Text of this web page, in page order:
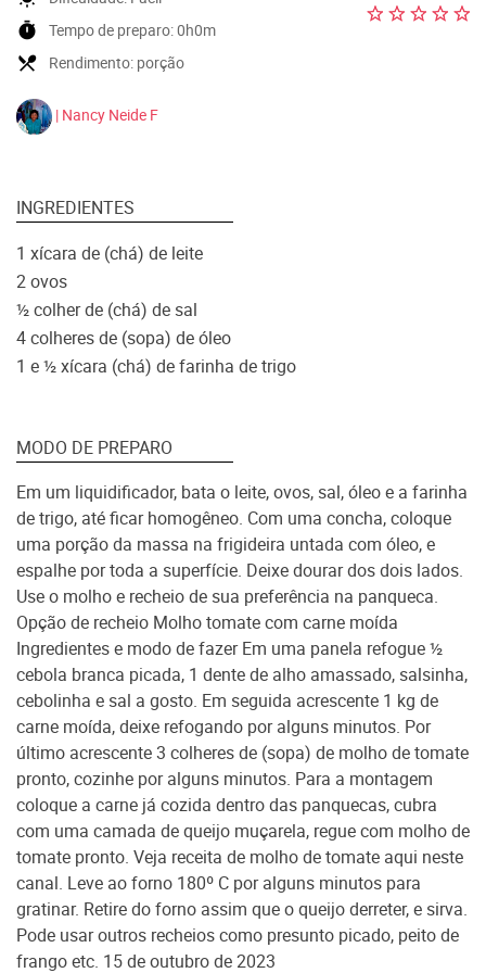
timer Tempo de preparo:0h0m
local_dining Rendimento: porção
| Nancy Neide F
INGREDIENTES
1 xícara de (chá) de leite
2 ovos
½ colher de (chá) de sal
4 colheres de (sopa) de óleo
1 e ½ xícara (chá) de farinha de trigo
MODO DE PREPARO
Em um liquidificador, bata o leite, ovos, sal, óleo e a farinha
de trigo, até ficar homogêneo. Com uma concha, coloque
uma porção da massa na frigideira untada com óleo, e
espalhe por toda a superfície. Deixe dourar dos dois lados.
Use o molho e recheio de sua preferência na panqueca.
Opção de recheio Molho tomate com carne moída
Ingredientes e modo de fazer Em uma panela refogue ½
cebola branca picada, 1 dente de alho amassado, salsinha,
cebolinha e sal a gosto. Em seguida acrescente 1 kg de
carne moída, deixe refogando por alguns minutos. Por
último acrescente 3 colheres de (sopa) de molho de tomate
pronto, cozinhe por alguns minutos. Para a montagem
coloque a carne já cozida dentro das panquecas, cubra
com uma camada de queijo muçarela, regue com molho de
tomate pronto. Veja receita de molho de tomate aqui neste
canal. Leve ao forno 180º C por alguns minutos para
gratinar. Retire do forno assim que o queijo derreter, e sirva.
Pode usar outros recheios como presunto picado, peito de
frango etc. 15 de outubro de 2023